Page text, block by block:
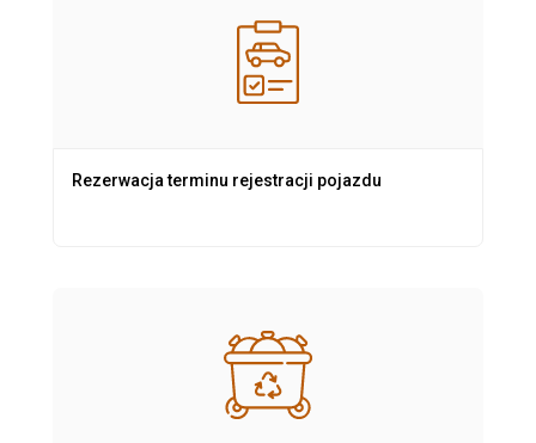
Rezerwacja terminu rejestracji pojazdu